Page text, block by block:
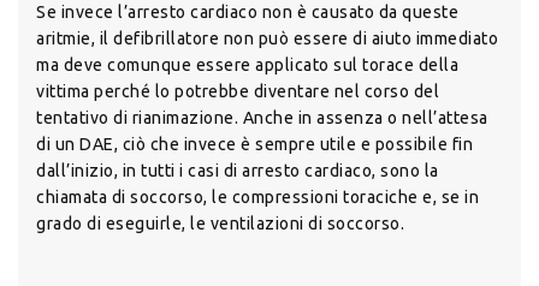
Se invece l’arresto cardiaco non è causato da queste
aritmie, il defibrillatore non può essere di aiuto immediato
ma deve comunque essere applicato sul torace della
vittima perché lo potrebbe diventare nel corso del
tentativo di rianimazione. Anche in assenza o nell’attesa
di un DAE, ciò che invece è sempre utile e possibile fin
dall’inizio, in tutti i casi di arresto cardiaco, sono la
chiamata di soccorso, le compressioni toraciche e, se in
grado di eseguirle, le ventilazioni di soccorso.